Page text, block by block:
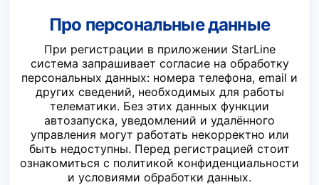
Про персональные данные
При регистрации в приложении StarLine
система запрашивает согласие на обработку
персональных данных: номера телефона, email и
других сведений, необходимых для работы
телематики. Без этих данных функции
автозапуска, уведомлений и удалённого
управления могут работать некорректно или
быть недоступны. Перед регистрацией стоит
ознакомиться с политикой конфиденциальности
и условиями обработки данных.